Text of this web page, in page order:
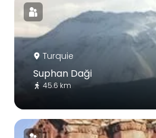
Turquie
Suphan Daği
45.6 km